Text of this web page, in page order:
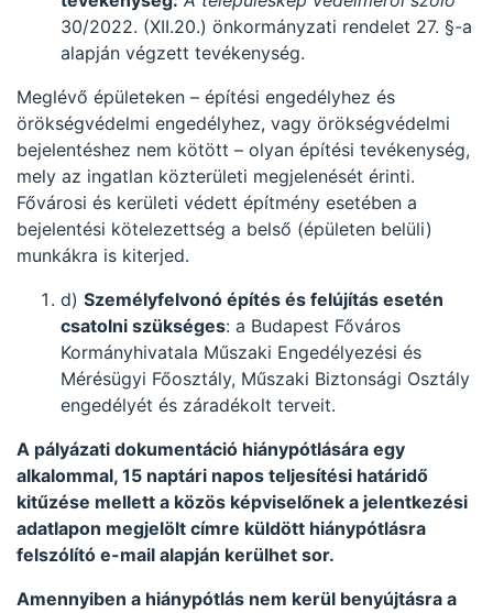
30/2022. (XII.20.) önkormányzati rendelet 27. §-a
alapján végzett tevékenység.
Meglévő épületeken – építési engedélyhez és
örökségvédelmi engedélyhez, vagy örökségvédelmi
bejelentéshez nem kötött – olyan építési tevékenység,
mely az ingatlan közterületi megjelenését érinti.
Fővárosi és kerületi védett építmény esetében a
bejelentési kötelezettség a belső (épületen belüli)
munkákra is kiterjed.
d) Személyfelvonó építés és felújítás esetén
csatolni szükséges: a Budapest Főváros
Kormányhivatala Műszaki Engedélyezési és
Mérésügyi Főosztály, Műszaki Biztonsági Osztály
engedélyét és záradékolt terveit.
A pályázati dokumentáció hiánypótlására egy
alkalommal, 15 naptári napos teljesítési határidő
kitűzése mellett a közös képviselőnek a jelentkezési
adatlapon megjelölt címre küldött hiánypótlásra
felszólító e-mail alapján kerülhet sor.
Amennyiben a hiánypótlás nem kerül benyújtásra a